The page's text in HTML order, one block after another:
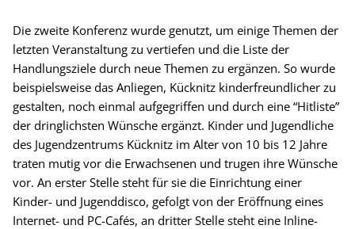
Die zweite Konferenz wurde genutzt, um einige Themen der
letzten Veranstaltung zu vertiefen und die Liste der
Handlungsziele durch neue Themen zu ergänzen. So wurde
beispielsweise das Anliegen, Kücknitz kinderfreundlicher zu
gestalten, noch einmal aufgegriffen und durch eine “Hitliste”
der dringlichsten Wünsche ergänzt. Kinder und Jugendliche
des Jugendzentrums Kücknitz im Alter von 10 bis 12 Jahre
traten mutig vor die Erwachsenen und trugen ihre Wünsche
vor. An erster Stelle steht für sie die Einrichtung einer
Kinder- und Jugenddisco, gefolgt von der Eröffnung eines
Internet- und PC-Cafés, an dritter Stelle steht eine Inline-